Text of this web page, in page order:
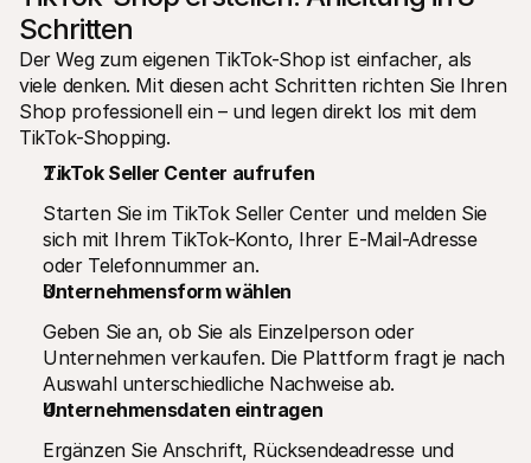
Schritten
Der Weg zum eigenen TikTok-Shop ist einfacher, als
viele denken. Mit diesen acht Schritten richten Sie Ihren
Shop professionell ein – und legen direkt los mit dem
TikTok-Shopping.
TikTok Seller Center aufrufen
Starten Sie im TikTok Seller Center und melden Sie
sich mit Ihrem TikTok-Konto, Ihrer E-Mail-Adresse
oder Telefonnummer an.
Unternehmensform wählen
Geben Sie an, ob Sie als Einzelperson oder
Unternehmen verkaufen. Die Plattform fragt je nach
Auswahl unterschiedliche Nachweise ab.
Unternehmensdaten eintragen
Ergänzen Sie Anschrift, Rücksendeadresse und